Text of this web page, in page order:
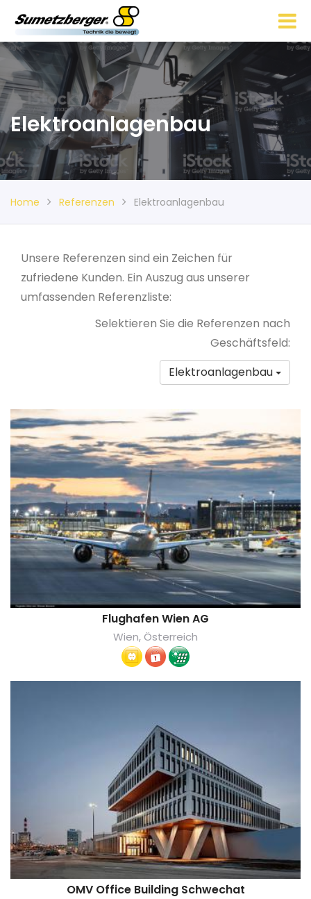
Elektroanlagenbau
Home Referenzen Elektroanlagenbau
Unsere Referenzen sind ein Zeichen für
zufriedene Kunden. Ein Auszug aus unserer
umfassenden Referenzliste:
Selektieren Sie die Referenzen nach
Geschäftsfeld:
Elektroanlagenbau
Flughafen Wien AG
Wien, Österreich
OMV Office Building Schwechat